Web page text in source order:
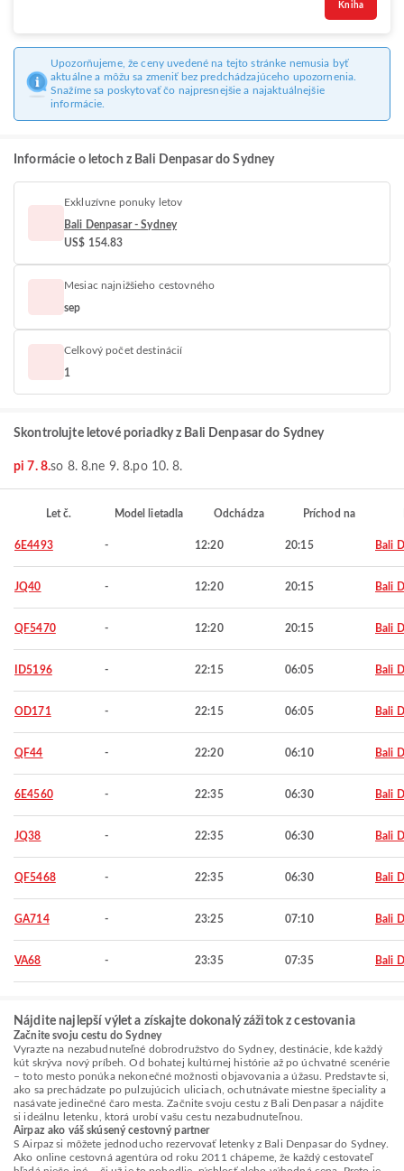
Kniha
Upozorňujeme, že ceny uvedené na tejto stránke nemusia byť
aktuálne a môžu sa zmeniť bez predchádzajúceho upozornenia.
Snažíme sa poskytovať čo najpresnejšie a najaktuálnejšie
informácie.
Informácie o letoch z Bali Denpasar do Sydney
Exkluzívne ponuky letov
Bali Denpasar - Sydney
US$ 154.83
Mesiac najnižšieho cestovného
sep
Celkový počet destinácií
1
Skontrolujte letové poriadky z Bali Denpasar do Sydney
pi 7. 8.so 8. 8.ne 9. 8.po 10. 8.
Let č. Model lietadla Odchádza Príchod na
6E4493 - 12:20 20:15 Bali
JQ40 - 12:20 20:15 Bali
QF5470 - 12:20 20:15 Bali
ID5196 - 22:15 06:05 Bali
OD171 - 22:15 06:05 Bali
QF44 - 22:20 06:10 Bali
6E4560 - 22:35 06:30 Bali
JQ38 - 22:35 06:30 Bali
QF5468 - 22:35 06:30 Bali
GA714 - 23:25 07:10 Bali
VA68 - 23:35 07:35 Bali
Nájdite najlepší výlet a získajte dokonalý zážitok z cestovania
Začnite svoju cestu do Sydney
Vyrazte na nezabudnuteľné dobrodružstvo do Sydney, destinácie, kde každý
kút skrýva nový príbeh. Od bohatej kultúrnej histórie až po úchvatné scenérie
– toto mesto ponúka nekonečné možnosti objavovania a úžasu. Predstavte si,
ako sa prechádzate po pulzujúcich uliciach, ochutnávate miestne špeciality a
nasávate jedinečné čaro mesta. Začnite svoju cestu z Bali Denpasar a nájdite
si ideálnu letenku, ktorá urobí vašu cestu nezabudnuteľnou.
Airpaz ako váš skúsený cestovný partner
S Airpaz si môžete jednoducho rezervovať letenky z Bali Denpasar do Sydney.
Ako online cestovná agentúra od roku 2011 chápeme, že každý cestovateľ